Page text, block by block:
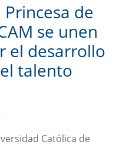
de
se unen
el desarrollo
talento
Católica de